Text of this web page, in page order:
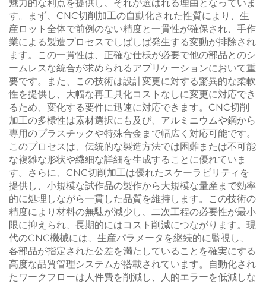
魅力的な利点を提供し、それが選ばれる理由となっていま
す。まず、CNC切削加工の自動化された性質により、生
産ロット全体で前例のない精度と一貫性が確保され、手作
業による製造プロセスでしばしば発生する変動が排除され
ます。この一貫性は、正確な仕様が必要で他の部品とのシ
ームレスな統合が求められるアプリケーションにおいて重
要です。また、この技術は設計変更に対する驚異的な柔軟
性を提供し、大幅な再工具化コストなしに変更に対応でき
るため、変化する要件に迅速に対応できます。CNC切削
加工の多様性は素材選択にも及び、アルミニウムや鋼から
専用のプラスチックや特殊合金まで幅広く対応可能です。
このプロセスは、伝統的な製造方法では困難または不可能
な複雑な形状や繊細な詳細を生成することに優れていま
す。さらに、CNC切削加工は優れたスケーラビリティを
提供し、小規模な試作品の製作から大規模な量産まで効率
的に処理しながら一貫した品質を維持します。この技術の
精度により材料の無駄が減少し、二次工程の必要性が最小
限に抑えられ、長期的にはコスト削減につながります。現
代のCNC機械には、生産パラメータを継続的に監視し、
各部品が指定された公差を満たしていることを確実にする
高度な品質管理システムが搭載されています。自動化され
たワークフローは人件費を削減し、人的エラーを低減しな